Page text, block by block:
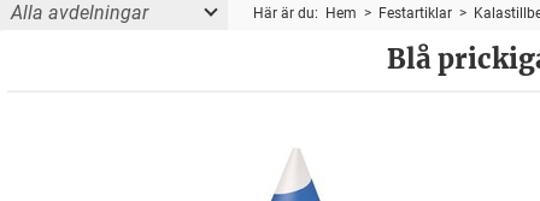
Fest och partyprylar
Alla avdelningar Här är du: Hem > Festartiklar >
Blå